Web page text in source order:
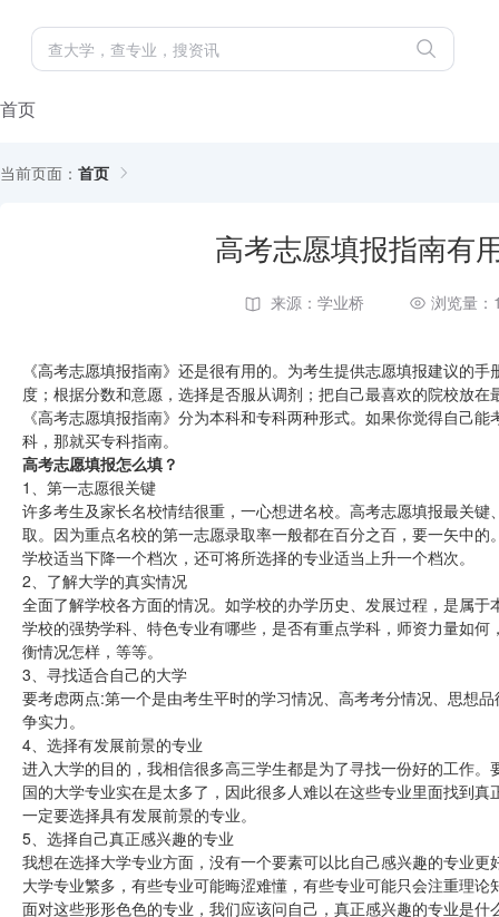
首页
当前页面： 首页
高考志愿填报指南有
来源：学业桥 浏览量：
《高考志愿填报指南》还是很有用的。为考生提供志愿填报建议的
度；根据分数和意愿，选择是否服从调剂；把自己最喜欢的院校放
《高考志愿填报指南》分为本科和专科两种形式。如果你觉得自己
科，那就买专科指南。
高考志愿填报怎么填？
1、第一志愿很关键
许多考生及家长名校情结很重，一心想进名校。高考志愿填报最关
取。因为重点名校的第一志愿录取率一般都在百分之百，要一矢中
学校适当下降一个档次，还可将所选择的专业适当上升一个档次。
2、了解大学的真实情况
全面了解学校各方面的情况。如学校的办学历史、发展过程，是属
学校的强势学科、特色专业有哪些，是否有重点学科，师资力量如
衡情况怎样，等等。
3、寻找适合自己的大学
要考虑两点:第一个是由考生平时的学习情况、高考考分情况、思想
争实力。
4、选择有发展前景的专业
进入大学的目的，我相信很多高三学生都是为了寻找一份好的工作
国的大学专业实在是太多了，因此很多人难以在这些专业里面找到
一定要选择具有发展前景的专业。
5、选择自己真正感兴趣的专业
我想在选择大学专业方面，没有一个要素可以比自己感兴趣的专业
大学专业繁多，有些专业可能晦涩难懂，有些专业可能只会注重理
面对这些形形色色的专业，我们应该问自己，真正感兴趣的专业是